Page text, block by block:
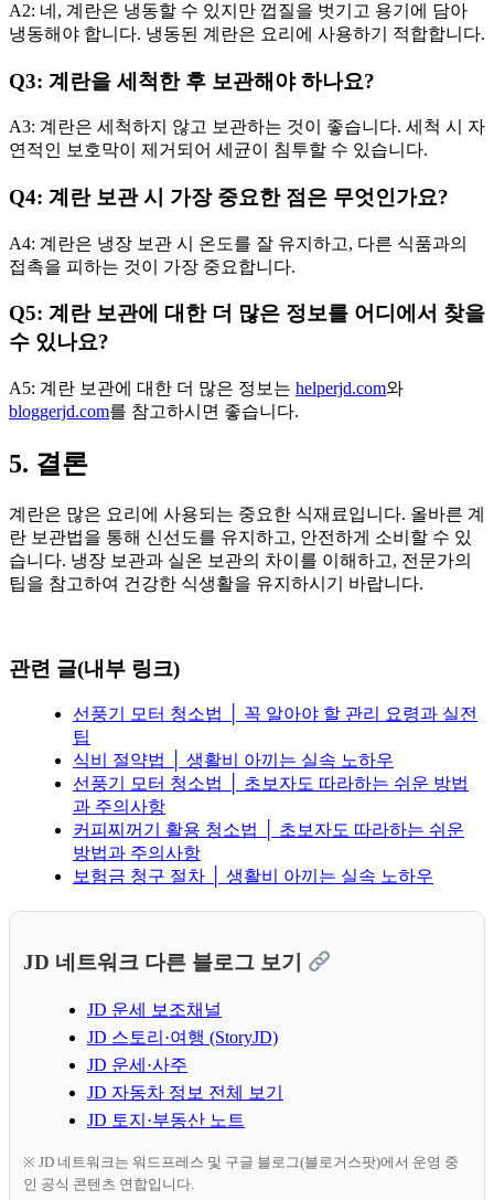
A2: 네, 계란은 냉동할 수 있지만 껍질을 벗기고 용기에 담아
냉동해야 합니다. 냉동된 계란은 요리에 사용하기 적합합니다.
Q3: 계란을 세척한 후 보관해야 하나요?
A3: 계란은 세척하지 않고 보관하는 것이 좋습니다. 세척 시 자
연적인 보호막이 제거되어 세균이 침투할 수 있습니다.
Q4: 계란 보관 시 가장 중요한 점은 무엇인가요?
A4: 계란은 냉장 보관 시 온도를 잘 유지하고, 다른 식품과의
접촉을 피하는 것이 가장 중요합니다.
Q5: 계란 보관에 대한 더 많은 정보를 어디에서 찾을
수 있나요?
A5: 계란 보관에 대한 더 많은 정보는 helperjd.com와
bloggerjd.com를 참고하시면 좋습니다.
5. 결론
계란은 많은 요리에 사용되는 중요한 식재료입니다. 올바른 계
란 보관법을 통해 신선도를 유지하고, 안전하게 소비할 수 있
습니다. 냉장 보관과 실온 보관의 차이를 이해하고, 전문가의
팁을 참고하여 건강한 식생활을 유지하시기 바랍니다.
관련 글(내부 링크)
선풍기 모터 청소법 │ 꼭 알아야 할 관리 요령과 실전
팁
식비 절약법 │ 생활비 아끼는 실속 노하우
선풍기 모터 청소법 │ 초보자도 따라하는 쉬운 방법
과 주의사항
커피찌꺼기 활용 청소법 │ 초보자도 따라하는 쉬운
방법과 주의사항
보험금 청구 절차 │ 생활비 아끼는 실속 노하우
JD 네트워크 다른 블로그 보기
JD 운세 보조채널
JD 스토리·여행 (StoryJD)
JD 운세·사주
JD 자동차 정보 전체 보기
JD 토지·부동산 노트
※ JD 네트워크는 워드프레스 및 구글 블로그(블로거스팟)에서 운영 중
인 공식 콘텐츠 연합입니다.